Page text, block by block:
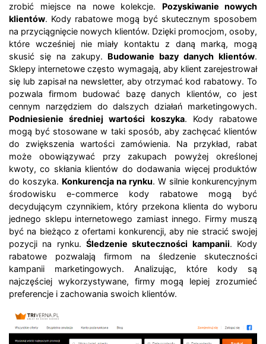
zrobić miejsce na nowe kolekcje. Pozyskiwanie nowych
klientów. Kody rabatowe mogą być skutecznym sposobem
na przyciągnięcie nowych klientów. Dzięki promocjom, osoby,
które wcześniej nie miały kontaktu z daną marką, mogą
skusić się na zakupy. Budowanie bazy danych klientów.
Sklepy internetowe często wymagają, aby klient zarejestrował
się lub zapisał na newsletter, aby otrzymać kod rabatowy. To
pozwala firmom budować bazę danych klientów, co jest
cennym narzędziem do dalszych działań marketingowych.
Podniesienie średniej wartości koszyka. Kody rabatowe
mogą być stosowane w taki sposób, aby zachęcać klientów
do zwiększenia wartości zamówienia. Na przykład, rabat
może obowiązywać przy zakupach powyżej określonej
kwoty, co skłania klientów do dodawania więcej produktów
do koszyka. Konkurencja na rynku. W silnie konkurencyjnym
środowisku e-commerce kody rabatowe mogą być
decydującym czynnikiem, który przekona klienta do wyboru
jednego sklepu internetowego zamiast innego. Firmy muszą
być na bieżąco z ofertami konkurencji, aby nie stracić swojej
pozycji na rynku. Śledzenie skuteczności kampanii. Kody
rabatowe pozwalają firmom na śledzenie skuteczności
kampanii marketingowych. Analizując, które kody są
najczęściej wykorzystywane, firmy mogą lepiej zrozumieć
preferencje i zachowania swoich klientów.